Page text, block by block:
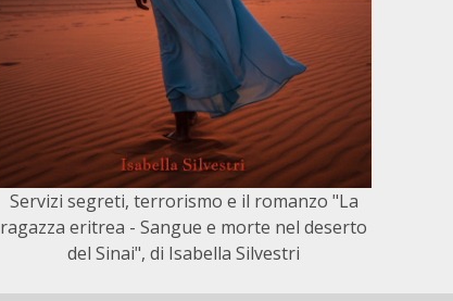
Servizi segreti, terrorismo e il romanzo "La
ragazza eritrea - Sangue e morte nel deserto
del Sinai", di Isabella Silvestri